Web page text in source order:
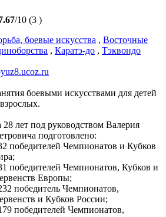
/10 (3 )
боевые искусства , Восточные
, Каратэ-до , Тэквондо
боевыми искусствами для детей
28 лет под руководством Валерия
подготовлено:
победителей Чемпионатов и Кубков
победителей Чемпионатов, Кубков и
Европы;
победитель Чемпионатов,
и Кубков России;
победителей Чемпионатов,